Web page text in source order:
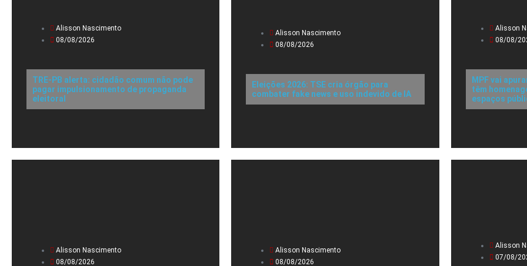
Alisson Nascimento
08/08/2026
TRE-PB alerta: cidadão comum não pode
pagar impulsionamento de propaganda
eleitoral
Alisson Nascimento
08/08/2026
Eleições 2026: TSE cria órgão para
combater fake news e uso indevido de IA
Alisson
08/08/
MPF vai
têm
espaços
Alisson Nascimento
08/08/2026
Alisson Nascimento
08/08/2026
Alisson
07/08/